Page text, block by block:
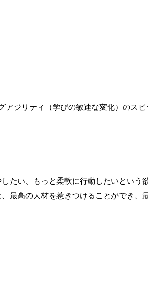
ジリティ（学びの敏速な変化）のス
い、もっと柔軟に行動したいという
最高の人材を惹きつけることができ